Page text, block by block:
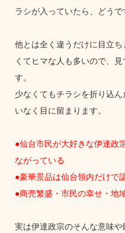
ラシが入っていたら、どうで
他とは全く違うだけに目立
くてヒマな人も多いので、
す。
少なくてもチラシを折り込
いなく目に留まります。
●仙台市民が大好きな伊達政
ながっている
●豪華景品は仙台領内だけで
●商売繁盛・市民の幸せ・地
実は伊達政宗のそんな意味